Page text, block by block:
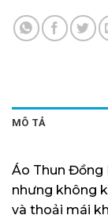
MÔ TẢ
Áo Thun Đồng
nhưng không
và thoải mái